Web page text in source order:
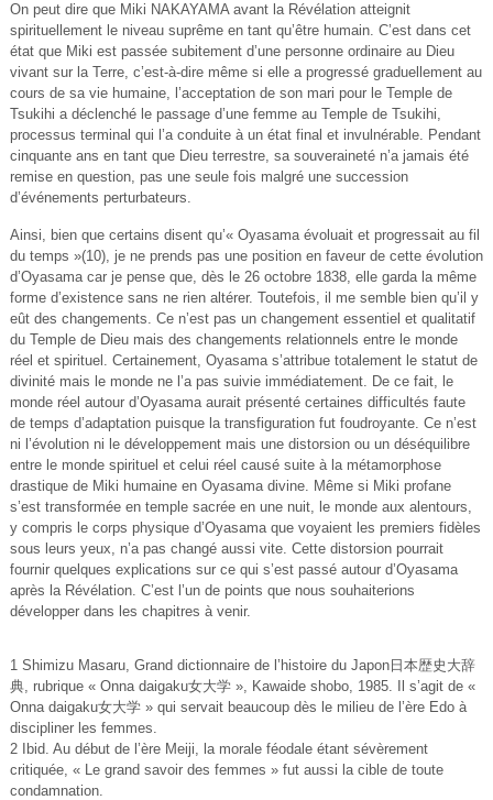
On peut dire que Miki NAKAYAMA avant la Révélation atteignit
spirituellement le niveau suprême en tant qu’être humain. C’est dans cet
état que Miki est passée subitement d’une personne ordinaire au Dieu
vivant sur la Terre, c’est-à-dire même si elle a progressé graduellement au
cours de sa vie humaine, l’acceptation de son mari pour le Temple de
Tsukihi a déclenché le passage d’une femme au Temple de Tsukihi,
processus terminal qui l’a conduite à un état final et invulnérable. Pendant
cinquante ans en tant que Dieu terrestre, sa souveraineté n’a jamais été
remise en question, pas une seule fois malgré une succession
d’événements perturbateurs.
Ainsi, bien que certains disent qu’« Oyasama évoluait et progressait au fil
du temps »(10), je ne prends pas une position en faveur de cette évolution
d’Oyasama car je pense que, dès le 26 octobre 1838, elle garda la même
forme d’existence sans ne rien altérer. Toutefois, il me semble bien qu’il y
eût des changements. Ce n’est pas un changement essentiel et qualitatif
du Temple de Dieu mais des changements relationnels entre le monde
réel et spirituel. Certainement, Oyasama s’attribue totalement le statut de
divinité mais le monde ne l’a pas suivie immédiatement. De ce fait, le
monde réel autour d’Oyasama aurait présenté certaines difficultés faute
de temps d’adaptation puisque la transfiguration fut foudroyante. Ce n’est
ni l’évolution ni le développement mais une distorsion ou un déséquilibre
entre le monde spirituel et celui réel causé suite à la métamorphose
drastique de Miki humaine en Oyasama divine. Même si Miki profane
s’est transformée en temple sacrée en une nuit, le monde aux alentours,
y compris le corps physique d’Oyasama que voyaient les premiers fidèles
sous leurs yeux, n’a pas changé aussi vite. Cette distorsion pourrait
fournir quelques explications sur ce qui s’est passé autour d’Oyasama
après la Révélation. C’est l’un de points que nous souhaiterions
développer dans les chapitres à venir.
1 Shimizu Masaru, Grand dictionnaire de l’histoire du Japon日本歴史大辞
典, rubrique « Onna daigaku女大学 », Kawaide shobo, 1985. Il s’agit de «
Onna daigaku女大学 » qui servait beaucoup dès le milieu de l’ère Edo à
discipliner les femmes.
2 Ibid. Au début de l’ère Meiji, la morale féodale étant sévèrement
critiquée, « Le grand savoir des femmes » fut aussi la cible de toute
condamnation.